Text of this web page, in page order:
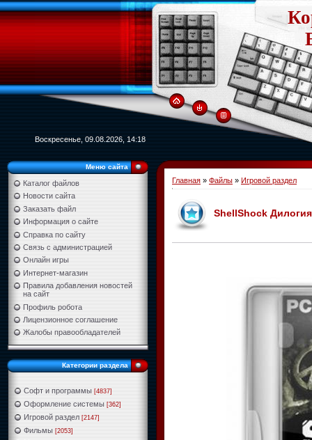
Воскресенье, 09.08.2026, 14:18
Меню сайта
Каталог файлов
Новости сайта
Заказать файл
Информация о сайте
Справка по сайту
Связь с администрацией
Онлайн игры
Интернет-магазин
Правила добавления новостей
на сайт
Профиль робота
Лицензионное соглашение
Жалобы правообладателей
Категории раздела
Софт и программы [4837]
Оформление системы [362]
Игровой раздел [2147]
Фильмы [2053]
Главная » Файлы » Игровой раздел
ShellShock